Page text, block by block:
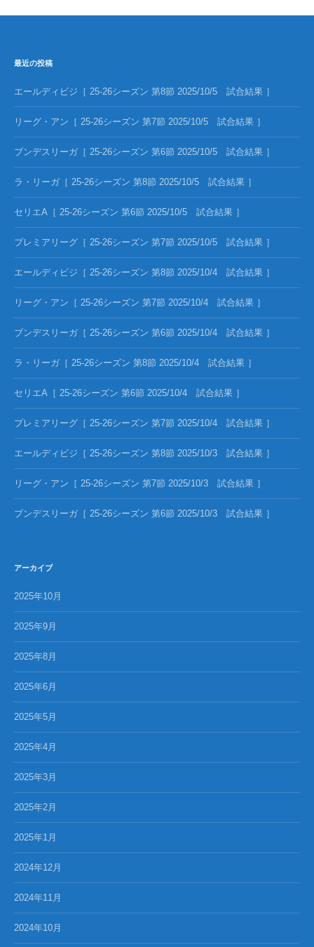
最近の投稿
エールディビジ［ 25-26シーズン 第8節 2025/10/5 試合結果 ］
リーグ・アン［ 25-26シーズン 第7節 2025/10/5 試合結果 ］
ブンデスリーガ［ 25-26シーズン 第6節 2025/10/5 試合結果 ］
ラ・リーガ［ 25-26シーズン 第8節 2025/10/5 試合結果 ］
セリエA［ 25-26シーズン 第6節 2025/10/5 試合結果 ］
プレミアリーグ［ 25-26シーズン 第7節 2025/10/5 試合結果 ］
エールディビジ［ 25-26シーズン 第8節 2025/10/4 試合結果 ］
リーグ・アン［ 25-26シーズン 第7節 2025/10/4 試合結果 ］
ブンデスリーガ［ 25-26シーズン 第6節 2025/10/4 試合結果 ］
ラ・リーガ［ 25-26シーズン 第8節 2025/10/4 試合結果 ］
セリエA［ 25-26シーズン 第6節 2025/10/4 試合結果 ］
プレミアリーグ［ 25-26シーズン 第7節 2025/10/4 試合結果 ］
エールディビジ［ 25-26シーズン 第8節 2025/10/3 試合結果 ］
リーグ・アン［ 25-26シーズン 第7節 2025/10/3 試合結果 ］
ブンデスリーガ［ 25-26シーズン 第6節 2025/10/3 試合結果 ］
アーカイブ
2025年10月
2025年9月
2025年8月
2025年6月
2025年5月
2025年4月
2025年3月
2025年2月
2025年1月
2024年12月
2024年11月
2024年10月